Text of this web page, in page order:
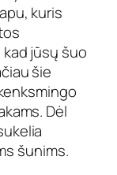
kuris
jūsų šuo
šie
Dėl
šunims.